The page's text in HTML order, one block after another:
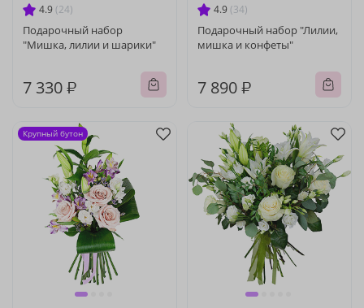
4.9 (24)
Подарочный набор
"Мишка, лилии и шарики"
7 330 ₽
4.9 (34)
Подарочный набор "Лилии,
мишка и конфеты"
7 890 ₽
Крупный бутон